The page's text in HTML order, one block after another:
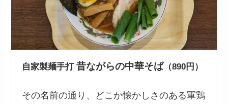
自家製麺手打昔ながらの中華そば（890円）
その名前の通り、どこか懐かしさのある軍鶏